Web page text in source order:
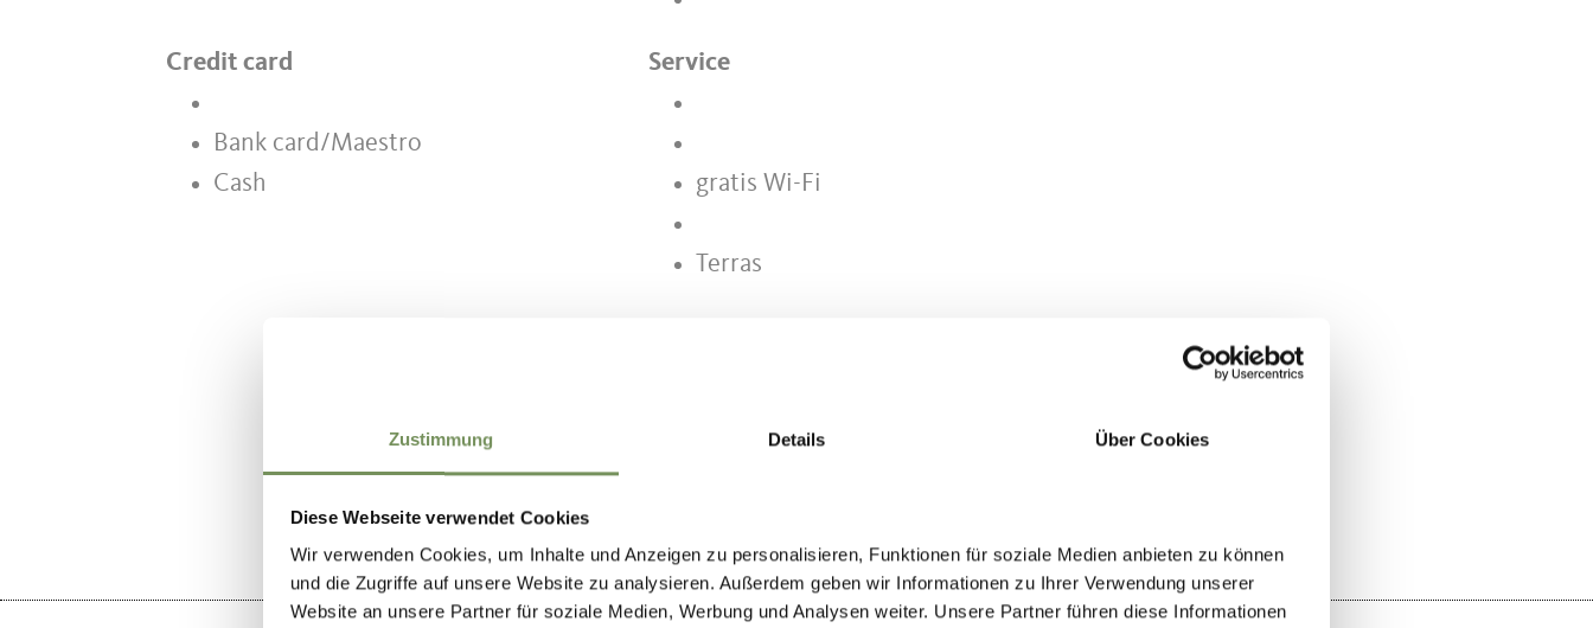
Zustimmung Details Über Cookies
Diese Webseite verwendet Cookies
Wir verwenden Cookies, um Inhalte und Anzeigen zu personalisieren, Funktionen für soziale Medien anbieten zu können
und die Zugriffe auf unsere Website zu analysieren. Außerdem geben wir Informationen zu Ihrer Verwendung unserer
Website an unsere Partner für soziale Medien, Werbung und Analysen weiter. Unsere Partner führen diese Informationen
Credit card
Bank card/Maestro
Cash
Service
gratis Wi-Fi
Terras
WAS DE INHOUD NUTTIG VOOR U? JA NO